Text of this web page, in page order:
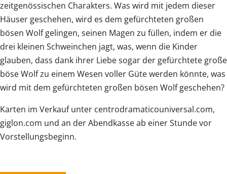
zeitgenössischen Charakters. Was wird mit jedem dieser
Häuser geschehen, wird es dem gefürchteten großen
bösen Wolf gelingen, seinen Magen zu füllen, indem er die
drei kleinen Schweinchen jagt, was, wenn die Kinder
glauben, dass dank ihrer Liebe sogar der gefürchtete große
böse Wolf zu einem Wesen voller Güte werden könnte, was
wird mit dem gefürchteten großen bösen Wolf geschehen?
Karten im Verkauf unter centrodramaticouniversal.com,
giglon.com und an der Abendkasse ab einer Stunde vor
Vorstellungsbeginn.